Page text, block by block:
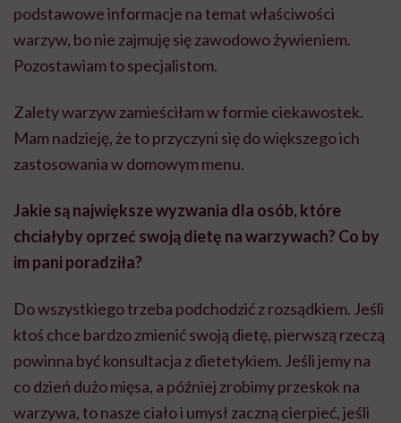
podstawowe informacje na temat właściwości
warzyw, bo nie zajmuję się zawodowo żywieniem.
Pozostawiam to specjalistom.
Zalety warzyw zamieściłam w formie ciekawostek.
Mam nadzieję, że to przyczyni się do większego ich
zastosowania w domowym menu.
Jakie są największe wyzwania dla osób, które
chciałyby oprzeć swoją dietę na warzywach? Co by
im pani poradziła?
Do wszystkiego trzeba podchodzić z rozsądkiem. Jeśli
ktoś chce bardzo zmienić swoją dietę, pierwszą rzeczą
powinna być konsultacja z dietetykiem. Jeśli jemy na
co dzień dużo mięsa, a później zrobimy przeskok na
warzywa, to nasze ciało i umysł zaczną cierpieć, jeśli